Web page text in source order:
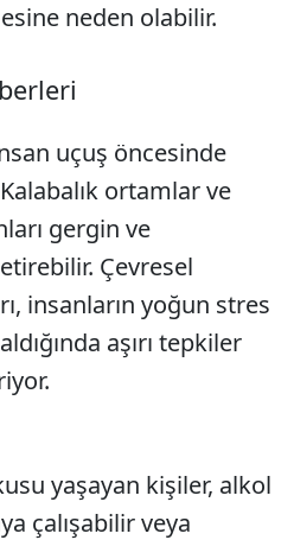
neden olabilir.
uçuş öncesinde
ortamlar ve
gergin ve
Çevresel
insanların yoğun stres
aşırı tepkiler
yaşayan kişiler, alkol
çalışabilir veya